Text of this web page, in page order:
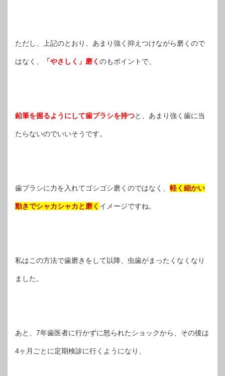
ただし、上記のとおり、あまり強く抑えつけながら磨くので
はなく、 「やさしく」磨く のもポイントで、
鉛筆を握るようにして歯ブラシを持つと、あまり強く歯に当
たらないのでいいそうです。
歯ブラシに力を入れてゴシゴシ磨くのではなく、 軽く細かい
動きでシャカシャカと磨く イメージですね。
私はこの方法で歯磨きをして以降、虫歯がまったくなくなり
ました。
あと、7年歯医者に行かずに怒られたショックから、その後は
4ヶ月ごとに定期検診に行くようになり、